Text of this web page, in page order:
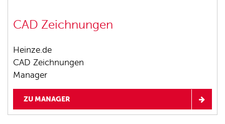
CAD Zeichnungen
Heinze.de
CAD Zeichnungen
Manager
ZU MANAGER